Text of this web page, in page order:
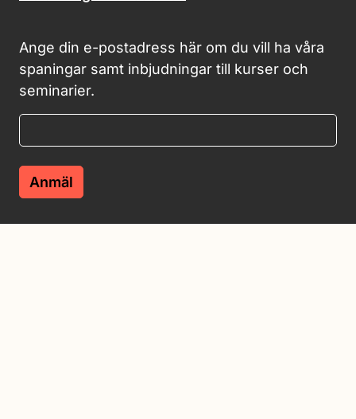
Ange din e-postadress här om du vill ha våra
spaningar samt inbjudningar till kurser och
seminarier.
Anmäl